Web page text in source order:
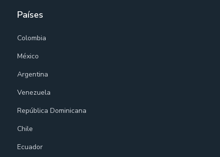
Países
Colombia
México
Argentina
Venezuela
República Dominicana
Chile
Ecuador